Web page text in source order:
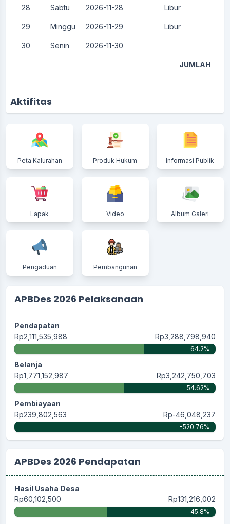
28 Sabtu 2026-11-28 Libur
29 Minggu 2026-11-29 Libur
30 Senin 2026-11-30
JUMLAH
Aktifitas
Peta Kalurahan Produk Hukum Informasi Publik
Lapak Video Album Galeri
Pengaduan Pembangunan
APBDes 2026 Pelaksanaan
Pendapatan
Rp2,111,535,988
Rp3,288,798,940
64.2%
Belanja
Rp1,771,152,987
Rp3,242,750,703
54.62%
Pembiayaan
Rp239,802,563
Rp-46,048,237
-520.76%
APBDes 2026 Pendapatan
Hasil Usaha Desa
Rp60,102,500
Rp131,216,002
45.8%